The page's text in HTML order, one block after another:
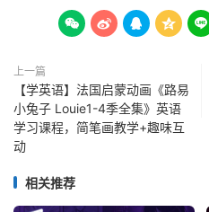
    
上一篇
【学英语】法国启蒙动画《路易
小兔子 Louie1-4季全集》英语
学习课程，简笔画教学+趣味互
动
相关推荐